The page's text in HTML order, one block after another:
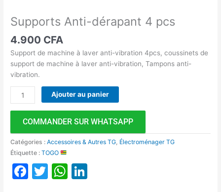
Supports Anti-dérapant 4 pcs
4.900 CFA
Support de machine à laver anti-vibration 4pcs, coussinets de
support de machine à laver anti-vibration, Tampons anti-
vibration.
Ajouter au panier
COMMANDER SUR WHATSAPP
Catégories :Accessoires & Autres TG, Électroménager TG
Étiquette :TOGO
Facebook
TwitterWhatsApp